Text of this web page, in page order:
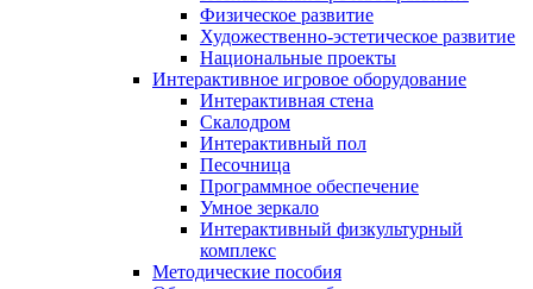
Физическое развитие
Художественно-эстетическое развитие
Национальные проекты
Интерактивное игровое оборудование
Интерактивная стена
Скалодром
Интерактивный пол
Песочница
Программное обеспечение
Умное зеркало
Интерактивный физкультурный
комплекс
Методические пособия